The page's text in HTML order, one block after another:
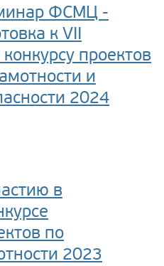
ФСМЦ -
к VII
проектов
и
2024
в
по
2023